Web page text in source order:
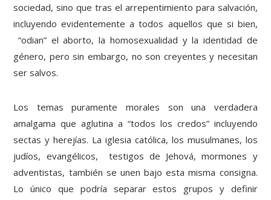
sociedad, sino que tras el arrepentimiento para salvación,
incluyendo evidentemente a todos aquellos que si bien,
“odian” el aborto, la homosexualidad y la identidad de
género, pero sin embargo, no son creyentes y necesitan
ser salvos.
Los temas puramente morales son una verdadera
amalgama que aglutina a “todos los credos” incluyendo
sectas y herejías. La iglesia católica, los musulmanes, los
judíos, evangélicos, testigos de Jehová, mormones y
adventistas, también se unen bajo esta misma consigna.
Lo único que podría separar estos grupos y definir